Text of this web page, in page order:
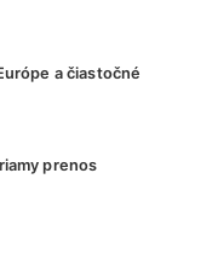
a čiastočné
prenos